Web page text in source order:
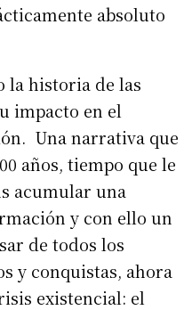
absoluto
la historia de las
impacto en el
Una narrativa que
años, tiempo que le
acumular una
y con ello un
de todos los
y conquistas, ahora
existencial: el